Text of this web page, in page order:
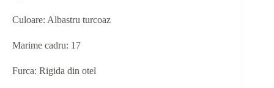
Culoare: Albastru turcoaz
Marime cadru: 17
Furca: Rigida din otel